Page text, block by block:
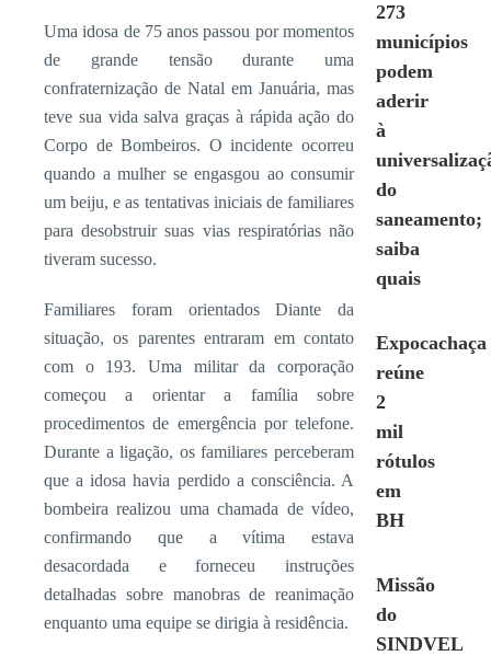
Uma idosa de 75 anos passou por momentos
de grande tensão durante uma
confraternização de Natal em Januária, mas
teve sua vida salva graças à rápida ação do
Corpo de Bombeiros. O incidente ocorreu
quando a mulher se engasgou ao consumir
um beiju, e as tentativas iniciais de familiares
para desobstruir suas vias respiratórias não
tiveram sucesso.
Familiares foram orientados Diante da
situação, os parentes entraram em contato
com o 193. Uma militar da corporação
começou a orientar a família sobre
procedimentos de emergência por telefone.
Durante a ligação, os familiares perceberam
que a idosa havia perdido a consciência. A
bombeira realizou uma chamada de vídeo,
confirmando que a vítima estava
desacordada e forneceu instruções
detalhadas sobre manobras de reanimação
enquanto uma equipe se dirigia à residência.
273
municípios
podem
aderir
à
do
saneamento;
saiba
quais
Expocachaça
reúne
2
mil
rótulos
em
BH
Missão
do
SINDVEL